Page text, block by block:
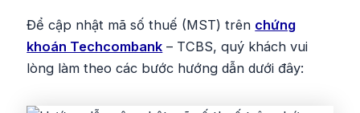
Để cập nhật mã số thuế (MST) trên chứng
khoán Techcombank – TCBS, quý khách vui
lòng làm theo các bước hướng dẫn dưới đây: